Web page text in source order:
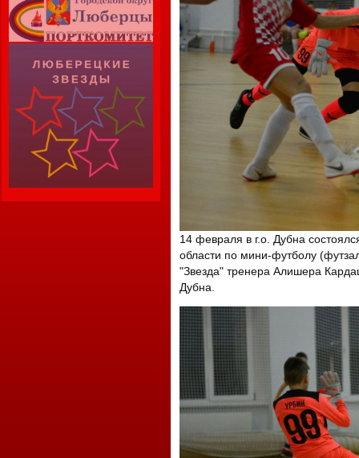
14 февраля в г.о. Дубна
области по мини-футболу
"Звезда" тренера Алишера
Дубна.